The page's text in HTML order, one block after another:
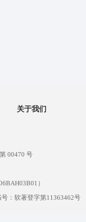
关于我们
00470 号
）
：软著登字第11363462号